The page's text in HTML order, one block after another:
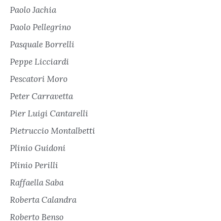
Paolo Jachia
Paolo Pellegrino
Pasquale Borrelli
Peppe Licciardi
Pescatori Moro
Peter Carravetta
Pier Luigi Cantarelli
Pietruccio Montalbetti
Plinio Guidoni
Plinio Perilli
Raffaella Saba
Roberta Calandra
Roberto Benso